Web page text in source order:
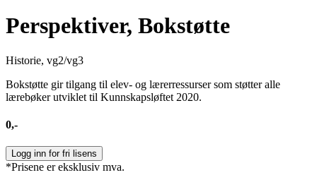
Perspektiver, Bokstøtte
Historie, vg2/vg3
Bokstøtte gir tilgang til elev- og lærerressurser som støtter alle
lærebøker utviklet til Kunnskapsløftet 2020.
0,-
Logg inn for fri lisens
*Prisene er eksklusiv mva.